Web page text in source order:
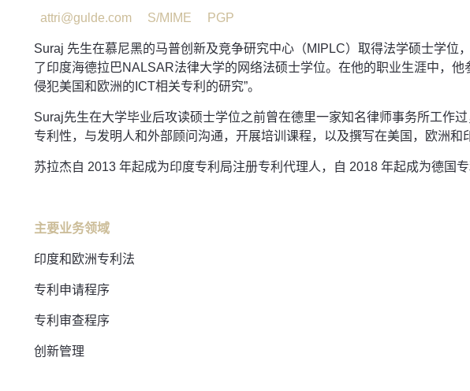
attri@gulde.com S/MIME PGP
Suraj 先生在慕尼黑的马普创新及竞争研究中心（MIPLC）取得法学硕士学
了印度海德拉巴NALSAR法律大学的网络法硕士学位。在他的职业生涯中，
侵犯美国和欧洲的ICT相关专利的研究”。
Suraj先生在大学毕业后攻读硕士学位之前曾在德里一家知名律师事务所工作
专利性，与发明人和外部顾问沟通，开展培训课程，以及撰写在美国，欧洲和
苏拉杰自 2013 年起成为印度专利局注册专利代理人，自 2018 年起成为德国
主要业务领域
印度和欧洲专利法
专利申请程序
专利审查程序
创新管理